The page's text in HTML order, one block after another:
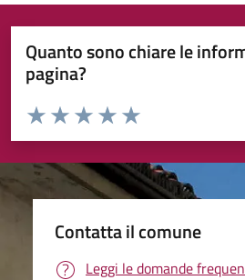
Quanto sono chiare le
pagina?
Valuta da 1 a 5 stelle la pagina
Valuta 5 stelle su 5
Valuta 4 stelle su 5
Valuta 3 stelle su 5
Valuta 2 stelle su 5
Valuta 1 stelle su 5
Contatta il comune
Leggi le domande